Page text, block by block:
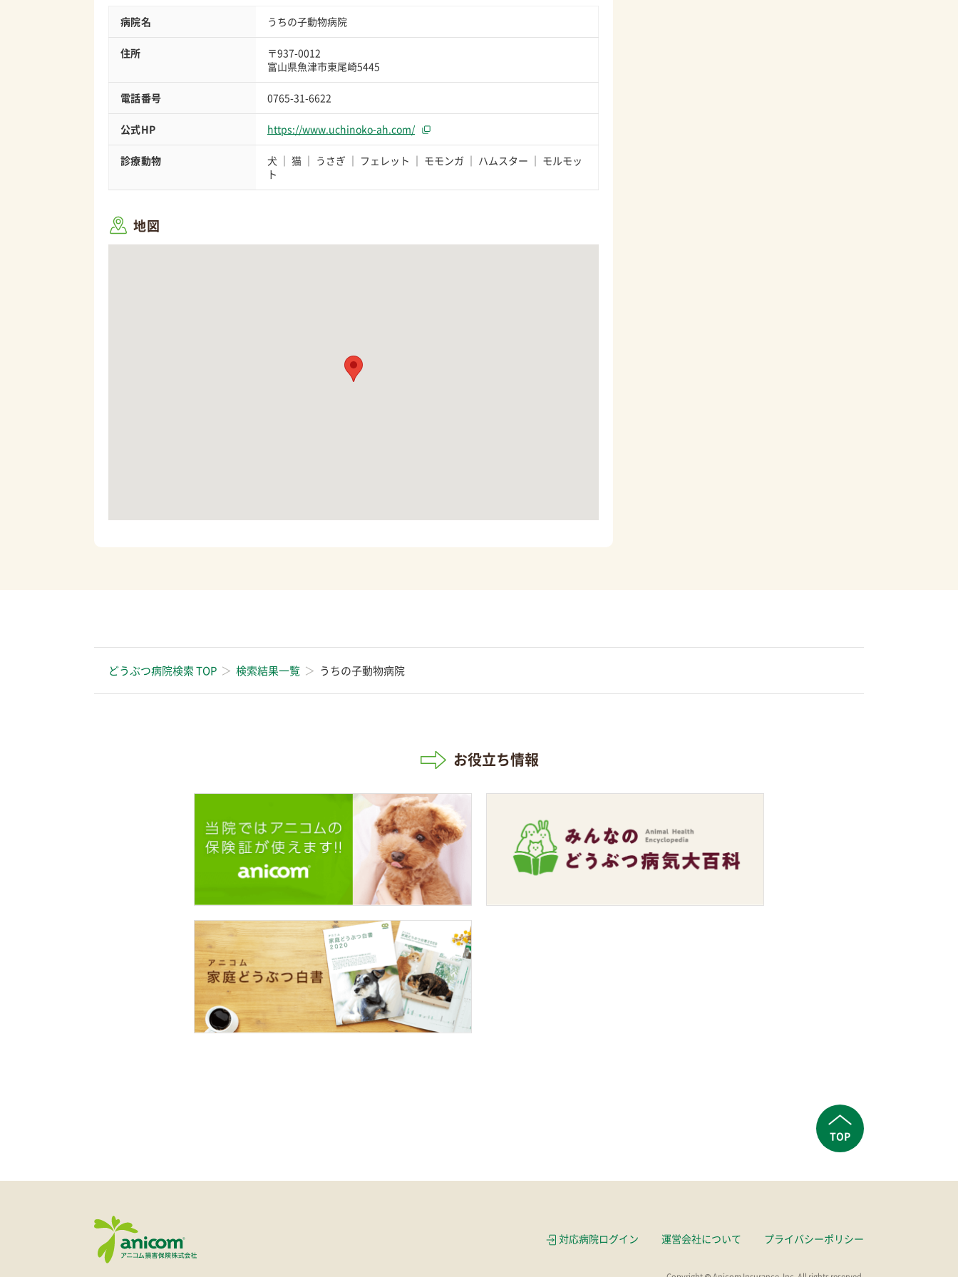
病院名 うちの子動物病院
住所
〒937-0012
富山県魚津市東尾崎5445
電話番号 0765-31-6622
公式HP https://www.uchinoko-ah.com/
診療動物 犬 猫 うさぎ フェレット モモンガ ハムスター
モルモッ
ト
地図
どうぶつ病院検索 TOP 検索結果一覧 うちの子動物病院
お役立ち情報
TOP
対応病院ログイン 運営会社について プライバシーポリシー